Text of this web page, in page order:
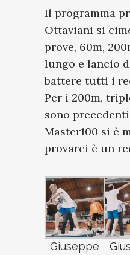
Il programma
Ottaviani si
prove, 60m,
lungo e lancio
battere tutti i
Per i 200m,
sono
Master100 si è
provarci è un
Giuseppe